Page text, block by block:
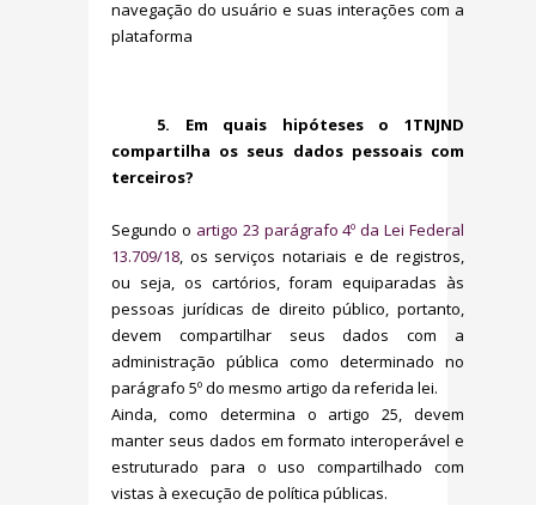
navegação do usuário e suas interações com a
plataforma
5.
Em quais hipóteses o 1TNJND
compartilha os seus dados pessoais com
terceiros?
Segundo o artigo 23 parágrafo 4º da Lei Federal
13.709/18, os serviços notariais e de registros,
ou seja, os cartórios, foram equiparadas às
pessoas jurídicas de direito público, portanto,
devem compartilhar seus dados com a
administração pública como determinado no
parágrafo 5º do mesmo artigo da referida lei.
Ainda, como determina o artigo 25, devem
manter seus dados em formato interoperável e
estruturado para o uso compartilhado com
vistas à execução de política públicas.